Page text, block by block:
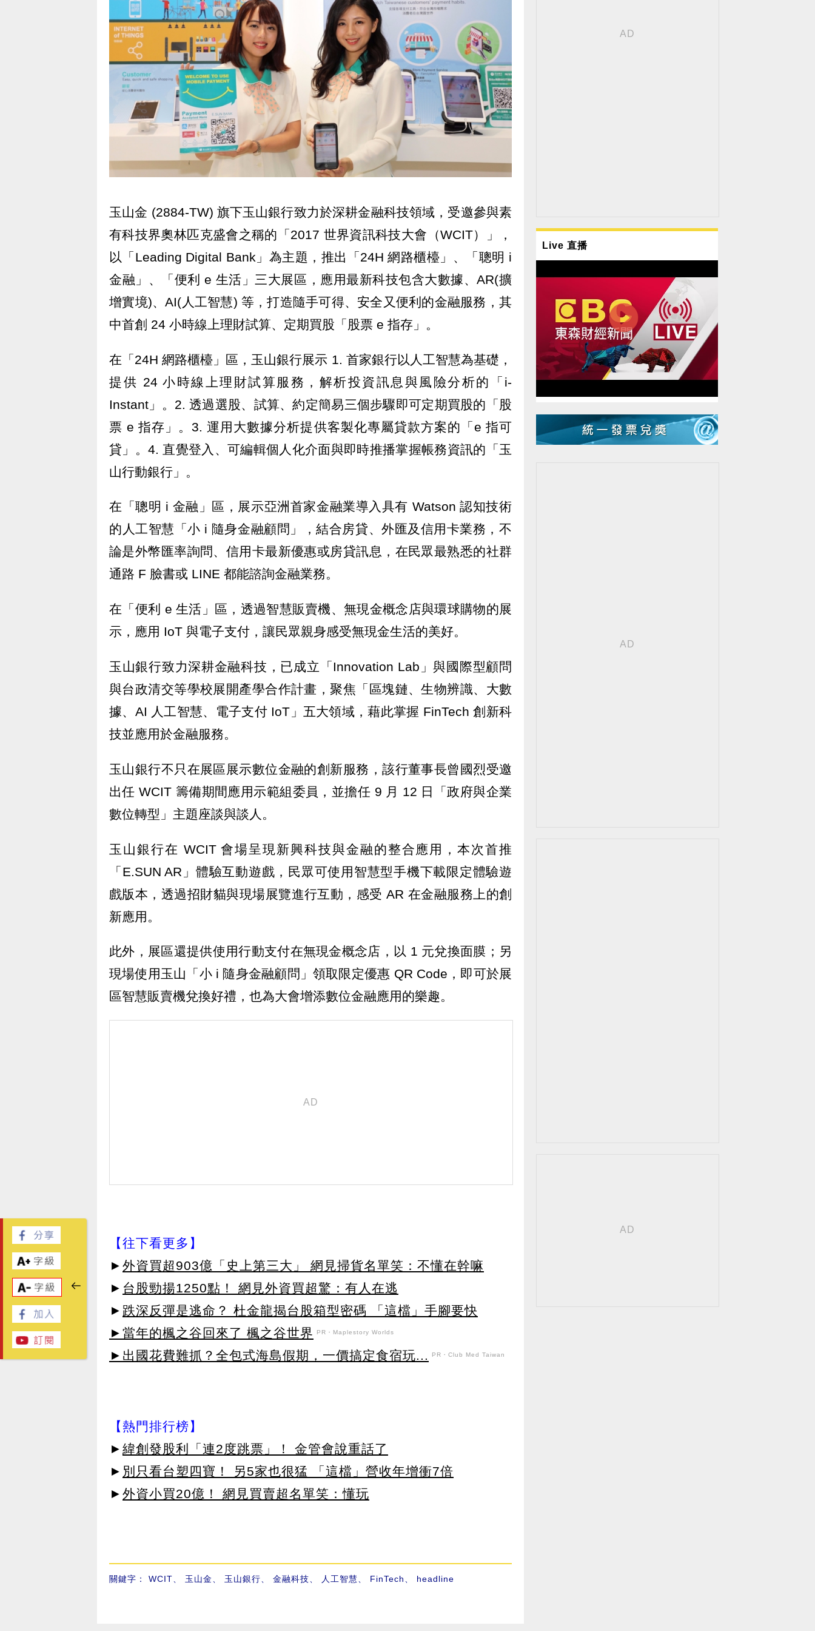
玉山金 (2884-TW) 旗下玉山銀行致力於深耕金融科技領域，受邀參與素
有科技界奧林匹克盛會之稱的「2017 世界資訊科技大會（WCIT）」，
以「Leading Digital Bank」為主題，推出「24H 網路櫃檯」、「聰明 i
金融」、「便利 e 生活」三大展區，應用最新科技包含大數據、AR(擴
增實境)、AI(人工智慧) 等，打造隨手可得、安全又便利的金融服務，其
中首創 24 小時線上理財試算、定期買股「股票 e 指存」。
在「24H 網路櫃檯」區，玉山銀行展示 1. 首家銀行以人工智慧為基礎，
提供 24 小時線上理財試算服務，解析投資訊息與風險分析的「i-
Instant」。2. 透過選股、試算、約定簡易三個步驟即可定期買股的「股
票 e 指存」。3. 運用大數據分析提供客製化專屬貸款方案的「e 指可
貸」。4. 直覺登入、可編輯個人化介面與即時推播掌握帳務資訊的「玉
山行動銀行」。
在「聰明 i 金融」區，展示亞洲首家金融業導入具有 Watson 認知技術
的人工智慧「小 i 隨身金融顧問」，結合房貸、外匯及信用卡業務，不
論是外幣匯率詢問、信用卡最新優惠或房貸訊息，在民眾最熟悉的社群
通路 F 臉書或 LINE 都能諮詢金融業務。
在「便利 e 生活」區，透過智慧販賣機、無現金概念店與環球購物的展
示，應用 IoT 與電子支付，讓民眾親身感受無現金生活的美好。
玉山銀行致力深耕金融科技，已成立「Innovation Lab」與國際型顧問
與台政清交等學校展開產學合作計畫，聚焦「區塊鏈、生物辨識、大數
據、AI 人工智慧、電子支付 IoT」五大領域，藉此掌握 FinTech 創新科
技並應用於金融服務。
玉山銀行不只在展區展示數位金融的創新服務，該行董事長曾國烈受邀
出任 WCIT 籌備期間應用示範組委員，並擔任 9 月 12 日「政府與企業
數位轉型」主題座談與談人。
玉山銀行在 WCIT 會場呈現新興科技與金融的整合應用，本次首推
「E.SUN AR」體驗互動遊戲，民眾可使用智慧型手機下載限定體驗遊
戲版本，透過招財貓與現場展覽進行互動，感受 AR 在金融服務上的創
新應用。
此外，展區還提供使用行動支付在無現金概念店，以 1 元兌換面膜；另
現場使用玉山「小 i 隨身金融顧問」領取限定優惠 QR Code，即可於展
區智慧販賣機兌換好禮，也為大會增添數位金融應用的樂趣。
【往下看更多】
► 外資買超903億「史上第三大」 網見掃貨名單笑：不懂在幹嘛
► 台股勁揚1250點！ 網見外資買超驚：有人在逃
► 跌深反彈是逃命？ 杜金龍揭台股箱型密碼 「這檔」手腳要快
►當年的楓之谷回來了 楓之谷世界
PR・Maplestory Worlds
►出國花費難抓？全包式海島假期，一價搞定食宿玩... PR・Club Med Taiwan
【熱門排行榜】
► 緯創發股利「連2度跳票」！ 金管會說重話了
► 別只看台塑四寶！ 另5家也很猛 「這檔」營收年增衝7倍
► 外資小買20億！ 網見買賣超名單笑：懂玩
關鍵字： WCIT、 玉山金、 玉山銀行、 金融科技、 人工智慧、 FinTech、 headline
Live 直播